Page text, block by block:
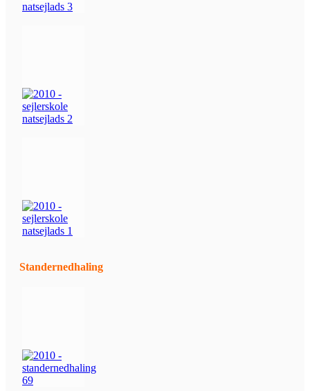
Standernedhaling